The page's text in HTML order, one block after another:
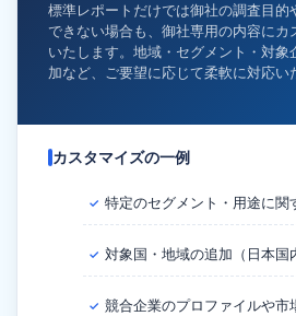
標準レポートだけでは御社の調査目的
できない場合も、御社専用の内容にカ
いたします。地域・セグメント・対象
加など、ご要望に応じて柔軟に対応い
カスタマイズの一例
✓ 特定のセグメント・用途に関
✓ 対象国・地域の追加（日本国
✓ 競合企業のプロファイルや市